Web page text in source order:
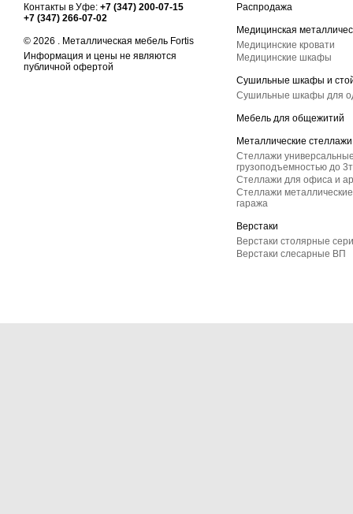
Контакты в Уфе: +7 (347) 200-07-15
+7 (347) 266-07-02
© 2026 . Металлическая мебель Fortis
Информация и цены не являются
публичной офертой
Распродажа
Медицинская
Медицинские кровати
Медицинские шкафы
Сушильные шкафы и
Сушильные шкафы для
Мебель для общежитий
Металлические стеллажи
Стеллажи
грузоподъемностью до
Стеллажи для офиса и
Стеллажи
гаража
Верстаки
Верстаки столярные
Верстаки слесарные ВП